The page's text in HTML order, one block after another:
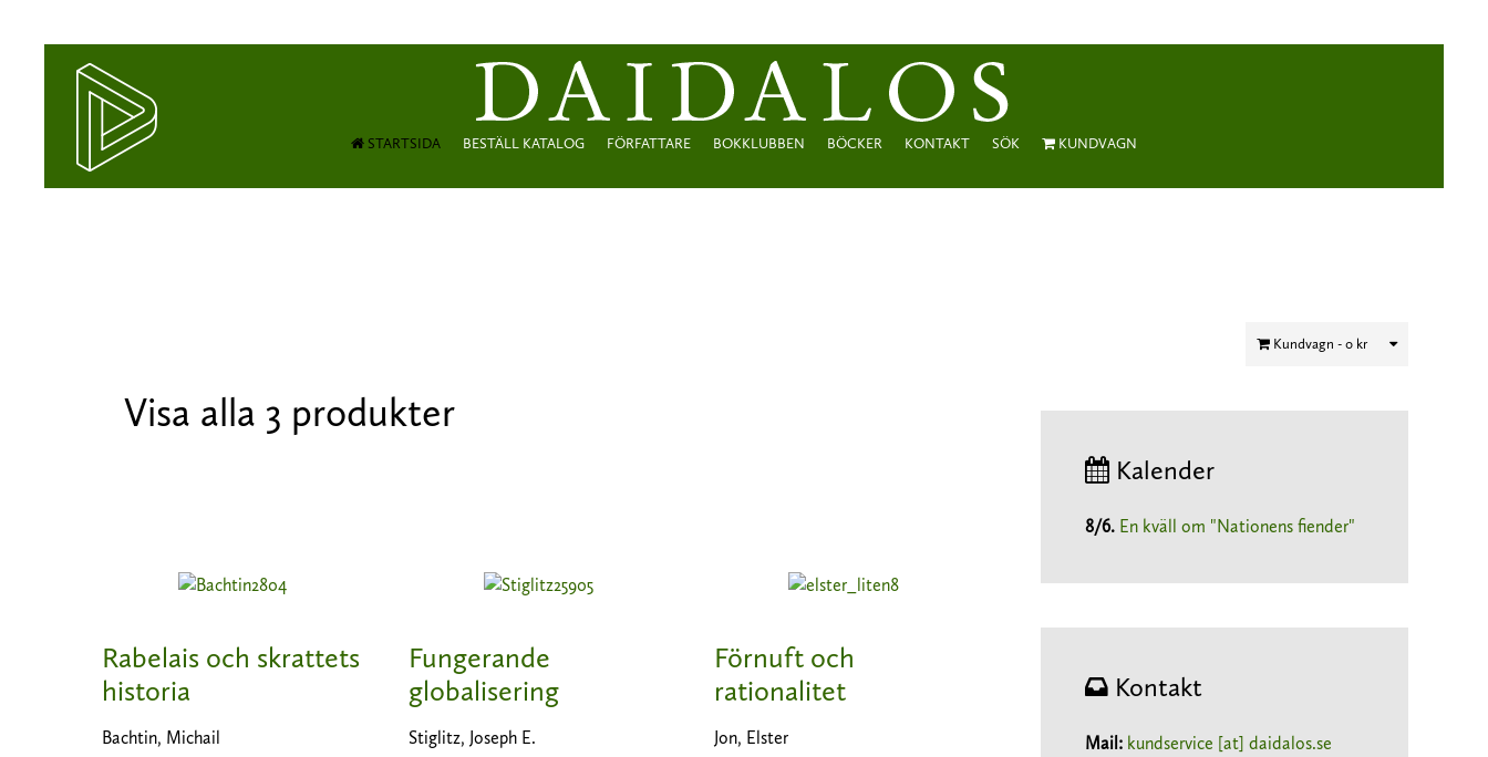
STARTSIDA BESTÄLL KATALOG FÖRFATTARE BOKKLUBBEN BÖCKER KONTAKT SÖK KUNDVAGN
Visa alla 3 produkter
Rabelais och skrattets
historia
Bachtin, Michail
Fungerande
globalisering
Stiglitz, Joseph E.
Förnuft och
rationalitet
Jon, Elster
Kundvagn - 0 kr
Kalender
8/6. En kväll om "Nationens fiender"
Kontakt
Mail: kundservice [at] daidalos.se